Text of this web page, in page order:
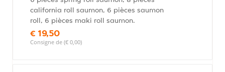
california roll saumon, 6 pièces saumon
roll, 6 pièces maki roll saumon.
€ 19,50
Consigne de (€ 0,00)